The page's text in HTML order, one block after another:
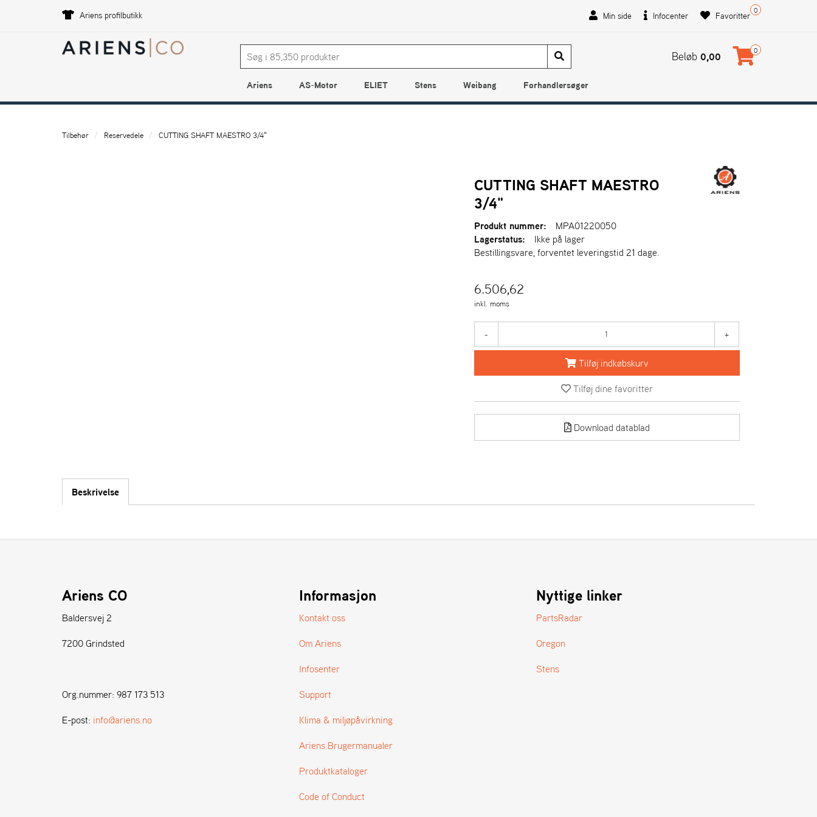
Ariens profilbutikk Min side Infocenter 0
Favoritter
Beløb 0,00 0
Ariens AS-Motor ELIET Stens Weibang Forhandlersøger
Tilbehør Reservedele CUTTING SHAFT MAESTRO 3/4"
CUTTING SHAFT MAESTRO
3/4"
Produkt nummer:
MPA01220050
Lagerstatus:
Ikke på lager
Bestillingsvare, forventet leveringstid 21 dage.
6.506,62
inkl. moms
- +
Tilføj indkøbskurv
Tilføj dine favoritter
Download datablad
Beskrivelse
Ariens CO
Baldersvej 2
7200 Grindsted
Org.nummer: 987 173 513
E-post: info@ariens.no
Informasjon
Kontakt oss
Om Ariens
Infosenter
Support
Klima & miljøpåvirkning
Ariens Brugermanualer
Produktkataloger
Code of Conduct
Nyttige linker
PartsRadar
Oregon
Stens